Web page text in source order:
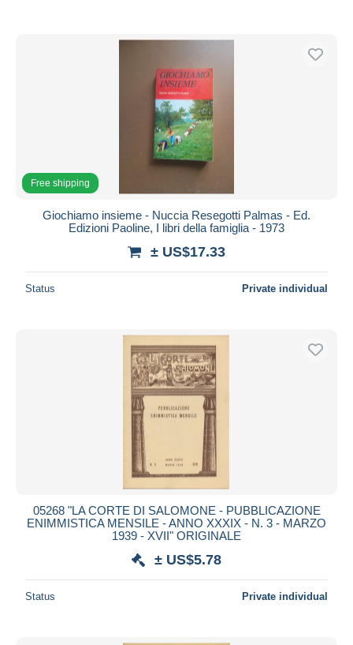
Free shipping
Giochiamo insieme - Nuccia Resegotti Palmas - Ed.
Edizioni Paoline, I libri della famiglia - 1973
± US$17.33
Status Private individual
05268 "LA CORTE DI SALOMONE - PUBBLICAZIONE
ENIMMISTICA MENSILE - ANNO XXXIX - N. 3 - MARZO
1939 - XVII" ORIGINALE
± US$5.78
Status Private individual